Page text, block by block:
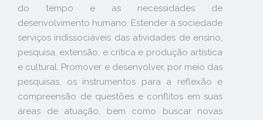
do tempo e as necessidades de
desenvolvimento humano. Estender à sociedade
serviços indissociáveis das atividades de ensino,
pesquisa, extensão, e crítica e produção artística
e cultural. Promover e desenvolver, por meio das
pesquisas, os instrumentos para a reflexão e
compreensão de questões e conflitos em suas
áreas de atuação, bem como buscar novas